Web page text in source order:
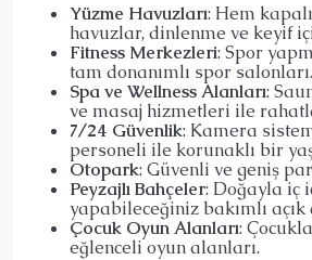
Yüzme Havuzları: Hem
havuzlar, dinlenme ve keyif
Fitness Merkezleri: Spor
tam donanımlı spor salonları.
Spa ve Wellness Alanları:
ve masaj hizmetleri ile
7/24 Güvenlik: Kamera
personeli ile korunaklı bir
Otopark: Güvenli ve geniş
Peyzajlı Bahçeler: Doğayla iç
yapabileceğiniz bakımlı
Çocuk Oyun Alanları:
eğlenceli oyun alanları.